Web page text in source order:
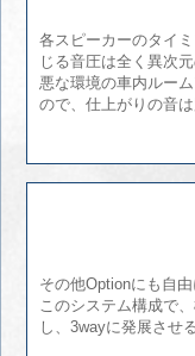
各スピーカーのタイ
じる音圧は全く異次
悪な環境の車内ルー
ので、仕上がりの音
その他Optionにも自
このシステム構成で
し、3wayに発展させ